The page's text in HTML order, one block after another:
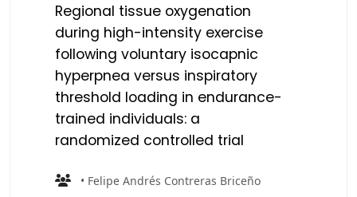
Regional tissue oxygenation
during high-intensity exercise
following voluntary isocapnic
hyperpnea versus inspiratory
threshold loading in endurance-
trained individuals: a
randomized controlled trial
• Felipe Andrés Contreras Briceño